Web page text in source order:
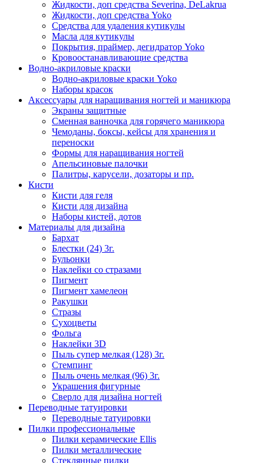
Жидкости, доп средства Severina, DeLakrua
Жидкости, доп средства Yoko
Средства для удаления кутикулы
Масла для кутикулы
Покрытия, праймер, дегидратор Yoko
Кровоостанавливающие средства
Водно-акриловые краски
Водно-акриловые краски Yoko
Наборы красок
Аксессуары для наращивания ногтей и маникюра
Экраны защитные
Сменная ванночка для горячего маникюра
Чемоданы, боксы, кейсы для хранения и
переноски
Формы для наращивания ногтей
Апельсиновые палочки
Палитры, карусели, дозаторы и пр.
Кисти
Кисти для геля
Кисти для дизайна
Наборы кистей, дотов
Материалы для дизайна
Бархат
Блестки (24) 3г.
Бульонки
Наклейки со стразами
Пигмент
Пигмент хамелеон
Ракушки
Стразы
Сухоцветы
Фольга
Наклейки 3D
Пыль супер мелкая (128) 3г.
Стемпинг
Пыль очень мелкая (96) 3г.
Украшения фигурные
Сверло для дизайна ногтей
Переводные татуировки
Переводные татуировки
Пилки профессиональные
Пилки керамические Ellis
Пилки металлические
Стеклянные пилки